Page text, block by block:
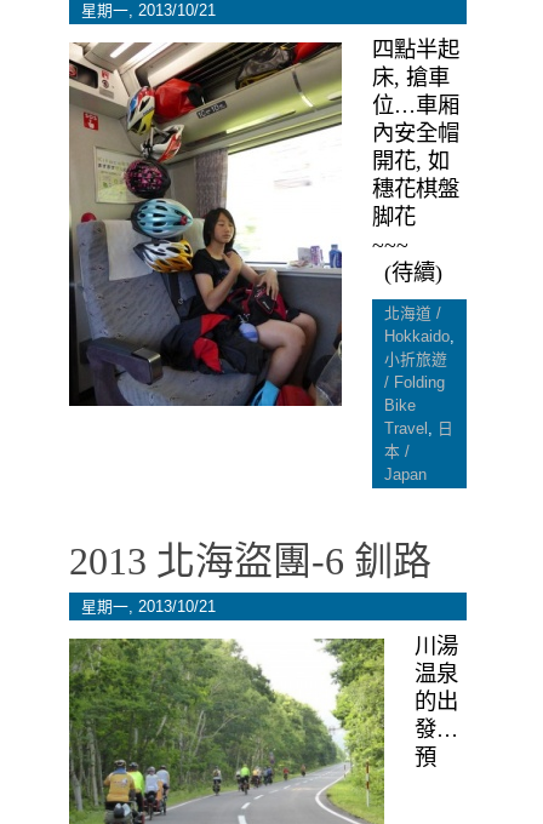
星期一, 2013/10/21
四點半起
床, 搶車
位…車厢
內安全帽
開花, 如
穗花棋盤
脚花
~~~
(待續)
北海道 /
Hokkaido,
小折旅遊
/ Folding
Bike
Travel , 日
本 /
Japan
2013 北海盜團-6 釧路
星期一, 2013/10/21
川湯
温泉
的出
發…
預